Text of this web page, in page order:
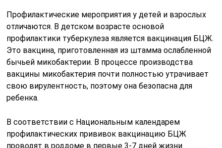
Профилактические мероприятия у детей и взрослых
отличаются. В детском возрасте основой
профилактики туберкулеза является вакцинация БЦЖ.
Это вакцина, приготовленная из штамма ослабленной
бычьей микобактерии. В процессе производства
вакцины микобактерия почти полностью утрачивает
свою вирулентность, поэтому она безопасна для
ребенка.
В соответствии с Национальным календарем
профилактических прививок вакцинацию БЦЖ
проводят в роддоме в первые 3-7 дней жизни